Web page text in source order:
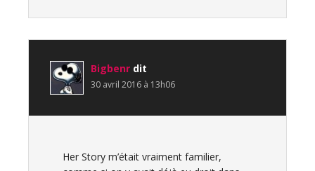
Bigbenr dit
30 avril 2016 à 13h06
Her Story m’était vraiment familier,